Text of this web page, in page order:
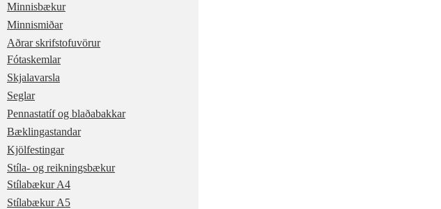
Minnisbækur
Minnismiðar
Aðrar skrifstofuvörur
Fótaskemlar
Skjalavarsla
Seglar
Pennastatíf og blaðabakkar
Bæklingastandar
Kjölfestingar
Stíla- og reikningsbækur
Stílabækur A4
Stílabækur A5